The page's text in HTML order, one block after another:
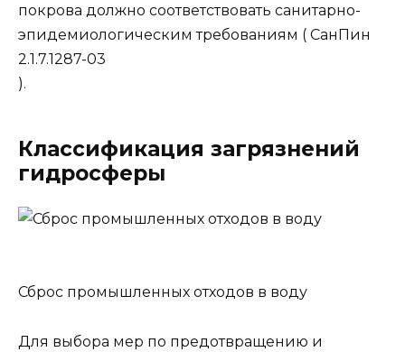
покрова должно соответствовать санитарно-
эпидемиологическим требованиям ( СанПин
2.1.7.1287-03
).
Классификация загрязнений
гидросферы
Сброс промышленных отходов в воду
Для выбора мер по предотвращению и